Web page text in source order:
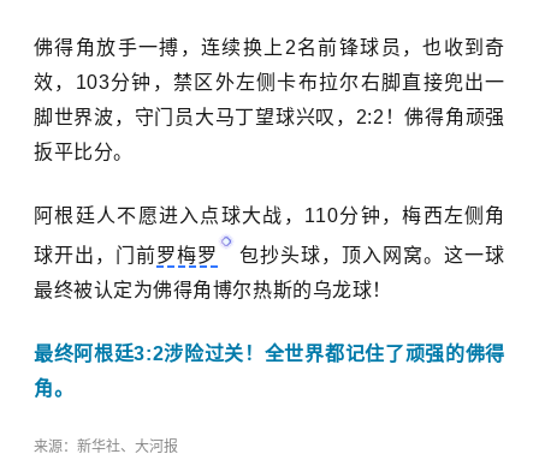
佛得角放手一搏，连续换上2名前锋球员，也收到奇
效，103分钟， 禁区外左侧卡布拉尔右脚直接兜出一
脚世界波，守门员大马丁望球兴叹，2:2！佛得角顽强
扳平比分。
阿根廷人不愿进入点球大战，110分钟，梅西左侧角
球开出，门前罗梅罗 包抄头球，顶入网窝。这一球
最终被认定为佛得角博尔热斯的乌龙球！
最终阿根廷3:2涉险过关！ 全世界都记住了顽强的佛得
角。
来源：新华社、大河报